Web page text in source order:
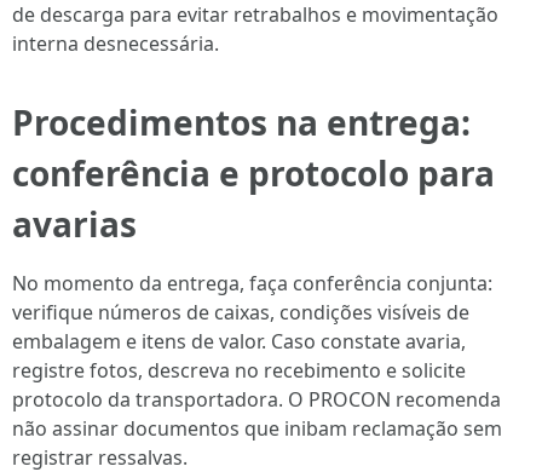
de descarga para evitar retrabalhos e movimentação
interna desnecessária.
Procedimentos na entrega:
conferência e protocolo para
avarias
No momento da entrega, faça conferência conjunta:
verifique números de caixas, condições visíveis de
embalagem e itens de valor. Caso constate avaria,
registre fotos, descreva no recebimento e solicite
protocolo da transportadora. O PROCON recomenda
não assinar documentos que inibam reclamação sem
registrar ressalvas.